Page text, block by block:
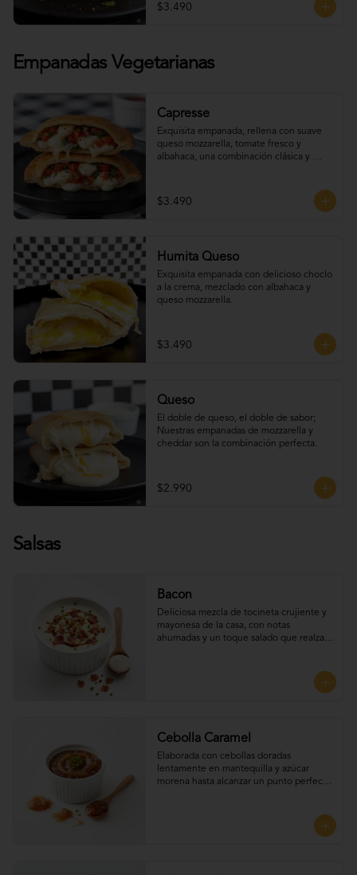
$3.490
Empanadas Vegetarianas
Capresse
Exquisita empanada, rellena con suave
queso mozzarella, tomate fresco y
albahaca, una combinación clásica y
$3.490
Humita Queso
Exquisita empanada con delicioso choclo
a la crema, mezclado con albahaca y
queso mozzarella.
$3.490
Queso
El doble de queso, el doble de sabor;
Nuestras empanadas de mozzarella y
cheddar son la combinación perfecta.
$2.990
Salsas
Bacon
Deliciosa mezcla de tocineta crujiente y
mayonesa de la casa, con notas
ahumadas y un toque salado que realza
Cebolla Caramel
Elaborada con cebollas doradas
lentamente en mantequilla y azúcar
morena hasta alcanzar un punto perfecto